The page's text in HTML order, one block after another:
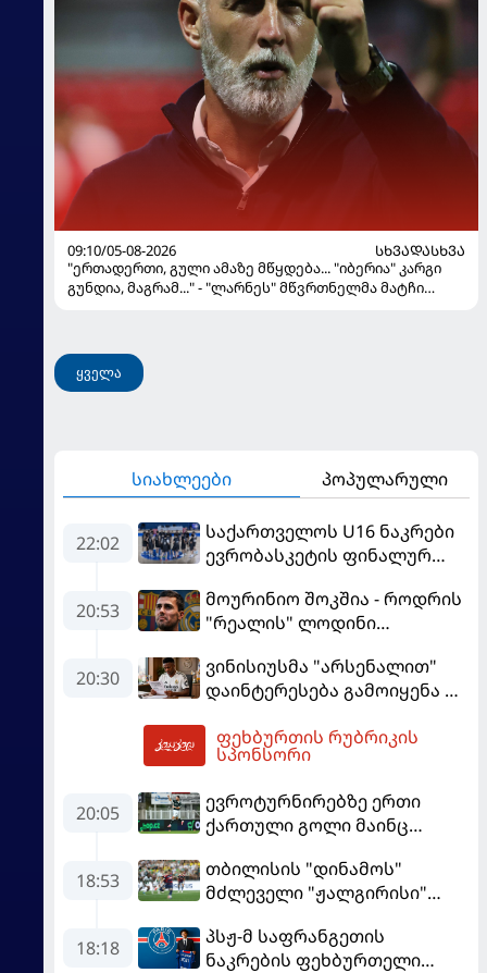
09:10/05-08-2026
ᲡᲮᲕᲐᲓᲐᲡᲮᲕᲐ
"ერთადერთი, გული ამაზე მწყდება... "იბერია" კარგი
გუნდია, მაგრამ..." - "ლარნეს" მწვრთნელმა მატჩი
ყველა
სიახლეები პოპულარული
22:02
საქართველოს U16 ნაკრები
ევრობასკეტის ფინალურ
ასპარეზობას იწყებს
20:53
მოურინიო შოკშია - როდრის
"რეალის" ლოდინი
"ბარსელონაში" გადადის
20:30
ვინისიუსმა "არსენალით"
დაინტერესება გამოიყენა და
მომგებიანად გააგრძელა
ფეხბურთის რუბრიკის
სპონსორი
20:05
ევროტურნირებზე ერთი
ქართული გოლი მაინც
18:53
თბილისის "დინამოს"
მძლეველი "ჟალგირისი"
განადგურდა
18:18
პსჟ-მ საფრანგეთის
ნაკრების ფეხბურთელი